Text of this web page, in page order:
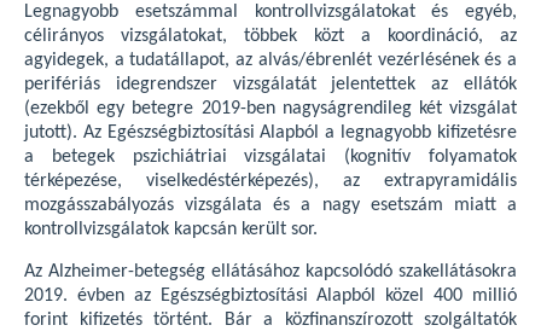
Legnagyobb esetszámmal kontrollvizsgálatokat és egyéb,
célirányos vizsgálatokat, többek közt a koordináció, az
agyidegek, a tudatállapot, az alvás/ébrenlét vezérlésének és a
perifériás idegrendszer vizsgálatát jelentettek az ellátók
(ezekből egy betegre 2019-ben nagyságrendileg két vizsgálat
jutott). Az Egészségbiztosítási Alapból a legnagyobb kifizetésre
a betegek pszichiátriai vizsgálatai (kognitív folyamatok
térképezése, viselkedéstérképezés), az extrapyramidális
mozgásszabályozás vizsgálata és a nagy esetszám miatt a
kontrollvizsgálatok kapcsán került sor.
Az Alzheimer-betegség ellátásához kapcsolódó szakellátásokra
2019. évben az Egészségbiztosítási Alapból közel 400 millió
forint kifizetés történt. Bár a közfinanszírozott szolgáltatók